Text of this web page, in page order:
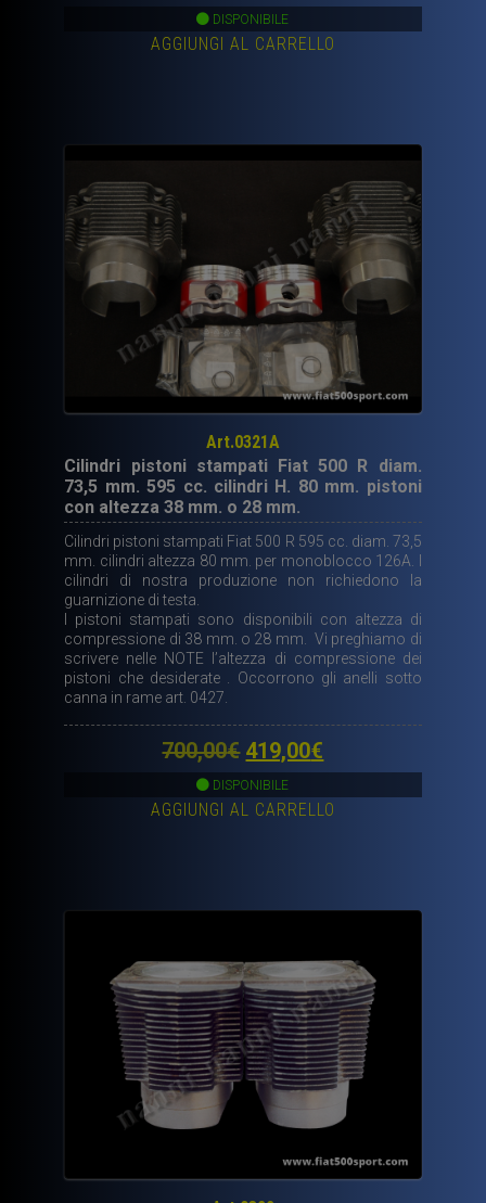
prezzo
originaleattuale
DISPONIBILE
AGGIUNGI AL CARRELLO
Art.0321A
Cilindri pistoni stampati Fiat 500 R diam.
73,5 mm. 595 cc. cilindri H. 80 mm. pistoni
con altezza 38 mm. o 28 mm.
Cilindri pistoni stampati Fiat 500 R 595 cc. diam. 73,5
mm. cilindri altezza 80 mm. per monoblocco 126A. I
cilindri di nostra produzione non richiedono la
guarnizione di testa.
I pistoni stampati sono disponibili con altezza di
compressione di 38 mm. o 28 mm. Vi preghiamo di
scrivere nelle NOTE l’altezza di compressione dei
pistoni che desiderate . Occorrono gli anelli sotto
canna in rame art. 0427.
700,00€ Il
prezzo
originale
419,00€
attuale
DISPONIBILE
AGGIUNGI AL CARRELLO